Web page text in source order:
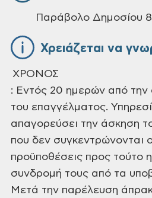
Παράβολο Δημοσίου
Χρειάζεται να
ΧΡΟΝΟΣ
: Εντός 20 ημερών από την
του επαγγέλματος.
απαγορεύσει την άσκηση
που δεν συγκεντρώνονται
προϋποθέσεις προς τούτο
συνδρομή τους από τα
Μετά την παρέλευση